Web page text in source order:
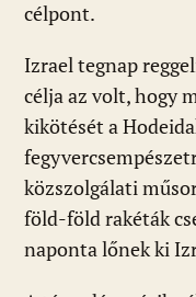
célpont.
Izrael tegnap
célja az volt, hogy
kikötését a
közszolgálati
föld-föld rakéták
naponta lőnek ki